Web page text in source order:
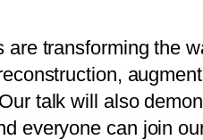
are transforming the w
econstruction, augment
Our talk will also demon
d everyone can join ou